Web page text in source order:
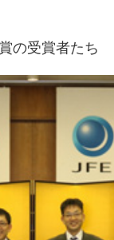
の受賞者たち